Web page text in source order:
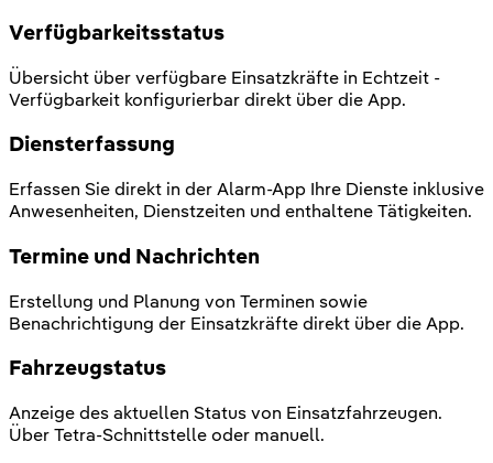
Verfügbarkeitsstatus
Übersicht über verfügbare Einsatzkräfte in Echtzeit -
Verfügbarkeit konfigurierbar direkt über die App.
Diensterfassung
Erfassen Sie direkt in der Alarm-App Ihre Dienste inklusive
Anwesenheiten, Dienstzeiten und enthaltene Tätigkeiten.
Termine und Nachrichten
Erstellung und Planung von Terminen sowie
Benachrichtigung der Einsatzkräfte direkt über die App.
Fahrzeugstatus
Anzeige des aktuellen Status von Einsatzfahrzeugen.
Über Tetra-Schnittstelle oder manuell.